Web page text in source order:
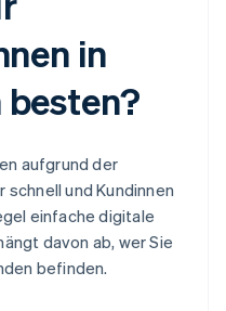
in
aufgrund der
und Kundinnen
einfache digitale
davon ab, wer Sie
befinden.